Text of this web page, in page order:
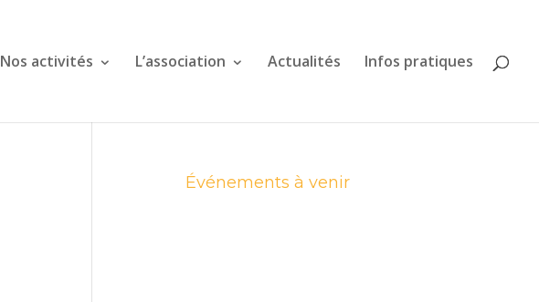
Nos activités L’association Actualités Infos pratiques
Événements à venir